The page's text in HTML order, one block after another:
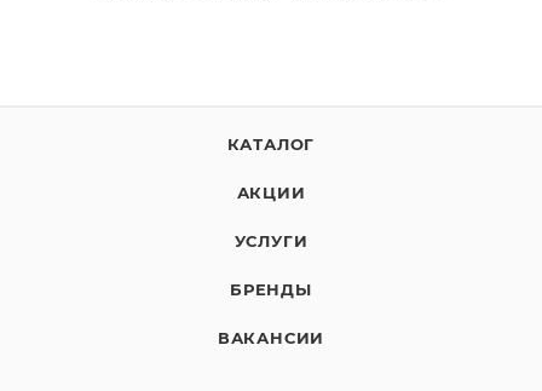
КАТАЛОГ
АКЦИИ
УСЛУГИ
БРЕНДЫ
ВАКАНСИИ